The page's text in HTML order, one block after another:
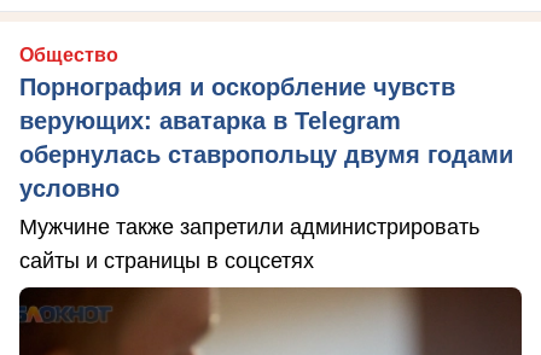
Общество
Порнография и оскорбление чувств
верующих: аватарка в Telegram
обернулась ставропольцу двумя годами
условно
Мужчине также запретили администрировать
сайты и страницы в соцсетях